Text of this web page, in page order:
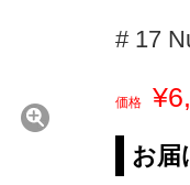
# 17
価格
お届